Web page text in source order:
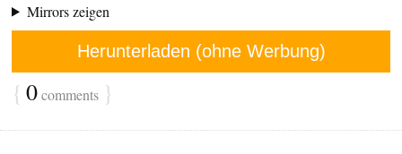
Mirrors zeigen
Herunterladen (ohne Werbung)
{ 0comments }